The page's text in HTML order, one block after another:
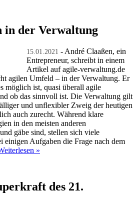
in der Verwaltung
15.01.2021 - André Claaßen, ein
Entrepreneur, schreibt in einem
Artikel auf agile-verwaltung.de
agilen Umfeld – in der Verwaltung. Er
möglich ist, quasi überall agile
ob das sinnvoll ist. Die Verwaltung gilt
und unflexibler Zweig der heutigen
auch zurecht. Während klare
in den meisten anderen
gäbe sind, stellen sich viele
einigen Aufgaben die Frage nach dem
»
des 21.